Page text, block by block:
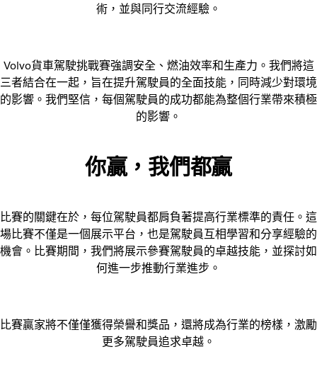
術，並與同行交流經驗。
Volvo貨車駕駛挑戰賽強調安全、燃油效率和生產力。我們將這
三者結合在一起，旨在提升駕駛員的全面技能，同時減少對環境
的影響。我們堅信，每個駕駛員的成功都能為整個行業帶來積極
的影響。
你贏，我們都贏
比賽的關鍵在於，每位駕駛員都肩負著提高行業標準的責任。這
場比賽不僅是一個展示平台，也是駕駛員互相學習和分享經驗的
機會。比賽期間，我們將展示參賽駕駛員的卓越技能，並探討如
何進一步推動行業進步。
比賽贏家將不僅僅獲得榮譽和獎品，還將成為行業的榜樣，激勵
更多駕駛員追求卓越。